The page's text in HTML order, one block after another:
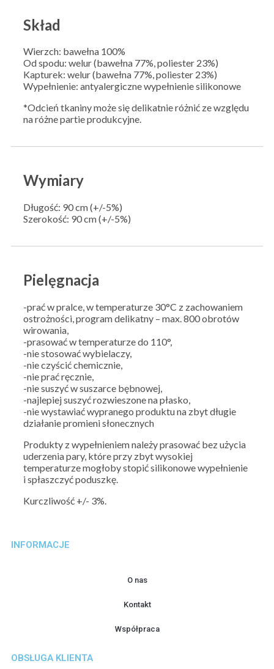
Skład
Wierzch: bawełna 100%
Od spodu: welur (bawełna 77%, poliester 23%)
Kapturek: welur (bawełna 77%, poliester 23%)
Wypełnienie: antyalergiczne wypełnienie silikonowe
*Odcień tkaniny może się delikatnie różnić ze względu
na różne partie produkcyjne.
Wymiary
Długość: 90 cm (+/-5%)
Szerokość: 90 cm (+/-5%)
Pielęgnacja
-prać w pralce, w temperaturze 30°C z zachowaniem
ostrożności, program delikatny – max. 800 obrotów
wirowania,
-prasować w temperaturze do 110°,
-nie stosować wybielaczy,
-nie czyścić chemicznie,
-nie prać ręcznie,
-nie suszyć w suszarce bębnowej,
-najlepiej suszyć rozwieszone na płasko,
-nie wystawiać wypranego produktu na zbyt długie
działanie promieni słonecznych
Produkty z wypełnieniem należy prasować bez użycia
uderzenia pary, które przy zbyt wysokiej
temperaturze mogłoby stopić silikonowe wypełnienie
i spłaszczyć poduszkę.
Kurczliwość +/- 3%.
INFORMACJE
O nas
Kontakt
Współpraca
OBSŁUGA KLIENTA